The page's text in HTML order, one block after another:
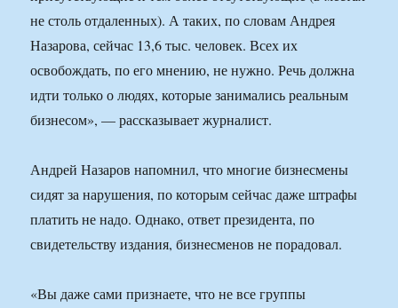
не столь отдаленных). А таких, по словам Андрея
Назарова, сейчас 13,6 тыс. человек. Всех их
освобождать, по его мнению, не нужно. Речь должна
идти только о людях, которые занимались реальным
бизнесом», — рассказывает журналист.
Андрей Назаров напомнил, что многие бизнесмены
сидят за нарушения, по которым сейчас даже штрафы
платить не надо. Однако, ответ президента, по
свидетельству издания, бизнесменов не порадовал.
«Вы даже сами признаете, что не все группы